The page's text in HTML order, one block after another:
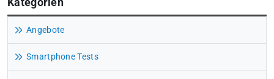
Angebote
Smartphone Tests